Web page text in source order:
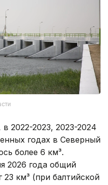
2022-2023, 2023-2024
годах в Северный
более 6 км³.
2026 года общий
км³ (при балтийской